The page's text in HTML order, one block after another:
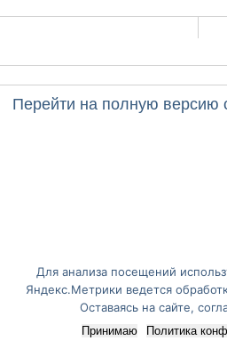
Перейти на полную версию
Для анализа посещений
Яндекс.Метрики ведется
Оставаясь на сайте,
Принимаю Политика